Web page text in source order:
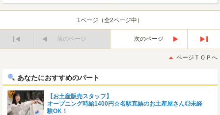
1ページ（全2ページ中）
前のページ
次のページ
後
ページＴＯＰへ
あなたにおすすめのパート
【お土産販売スタッフ】
オープニング時給1400円☆名駅直結のお土産屋さん◎未経
験OK！